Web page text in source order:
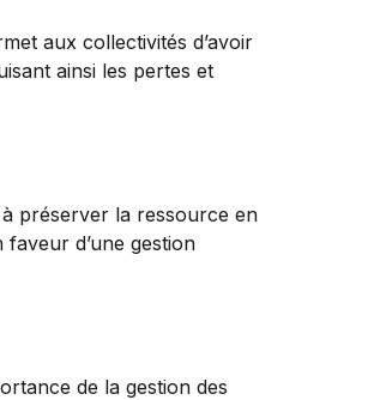
aux collectivités d’avoir
ainsi les pertes et
préserver la ressource en
faveur d’une gestion
de la gestion des